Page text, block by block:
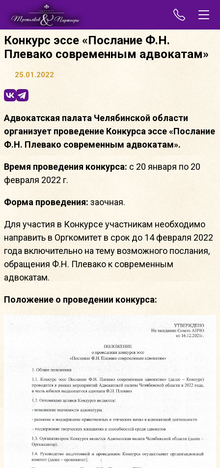
Конкурс эссе «Послание Ф.Н.
Плевако современным адвокатам»
25.01.2022
Адвокатская палата Челябинской области
организует проведение Конкурса эссе «Послание
Ф.Н. Плевако современным адвокатам».
Время проведения конкурса: с 20 января по 20
февраля 2022 г.
Форма проведения: заочная.
Для участия в Конкурсе участникам необходимо
направить в Оргкомитет в срок до 14 февраля 2022
года включительно на тему возможного послания,
обращения Ф.Н. Плевако к современным
адвокатам.
Положение о проведении конкурса: